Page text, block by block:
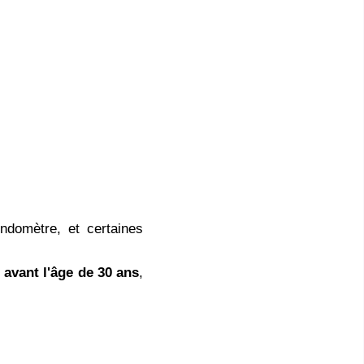
et certaines
l'âge de 30 ans,